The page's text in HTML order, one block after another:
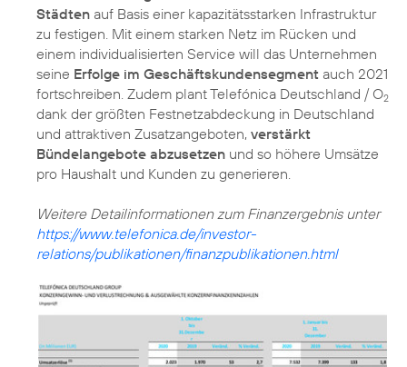
Städten auf Basis einer kapazitätsstarken Infrastruktur
zu festigen. Mit einem starken Netz im Rücken und
einem individualisierten Service will das Unternehmen
seine Erfolge im Geschäfts­kundensegment auch 2021
fortschreiben. Zudem plant Telefónica Deutschland / O2
dank der größten Festnetzabdeckung in Deutschland
und attraktiven Zusatzangeboten, verstärkt
Bündelangebote abzusetzen und so höhere Umsätze
pro Haushalt und Kunden zu generieren.
Weitere Detailinformationen zum Finanzergebnis unter
https://www.telefonica.de/investor-
relations/publikationen/finanzpublikationen.html